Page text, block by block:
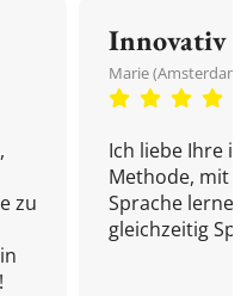
zu
Innovativ
Marie
Ich liebe Ihre
Methode, mit
Sprache
gleichzeitig